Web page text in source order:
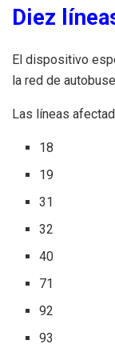
Diez
El dispositivo
la red de
Las líneas
18
19
31
32
40
71
92
93